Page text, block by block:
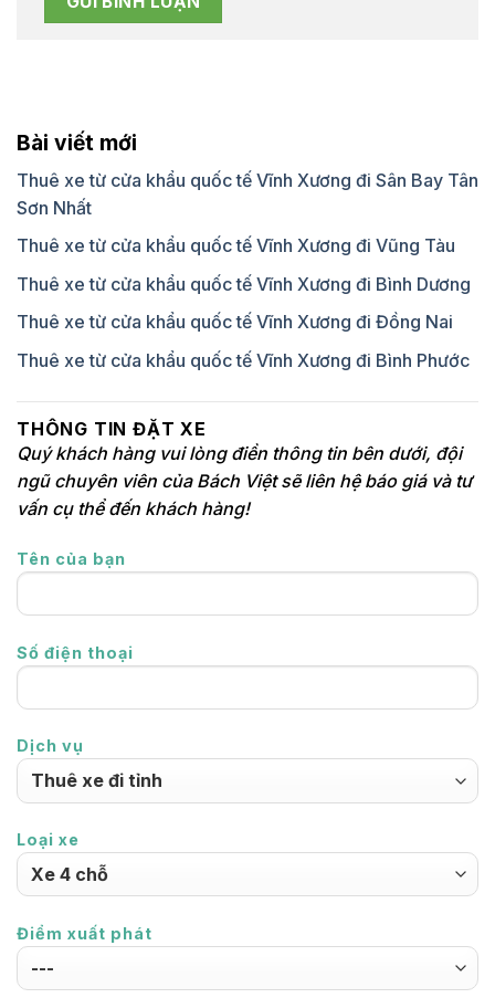
Bài viết mới
Thuê xe từ cửa khẩu quốc tế Vĩnh Xương đi Sân Bay Tân
Sơn Nhất
Thuê xe từ cửa khẩu quốc tế Vĩnh Xương đi Vũng Tàu
Thuê xe từ cửa khẩu quốc tế Vĩnh Xương đi Bình Dương
Thuê xe từ cửa khẩu quốc tế Vĩnh Xương đi Đồng Nai
Thuê xe từ cửa khẩu quốc tế Vĩnh Xương đi Bình Phước
THÔNG TIN ĐẶT XE
Quý khách hàng vui lòng điền thông tin bên dưới, đội
ngũ chuyên viên của Bách Việt sẽ liên hệ báo giá và tư
vấn cụ thể đến khách hàng!
Tên của bạn
Số điện thoại
Dịch vụ
Loại xe
Điểm xuất phát